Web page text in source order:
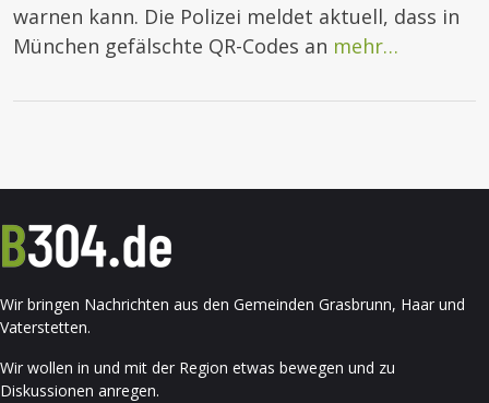
warnen kann. Die Polizei meldet aktuell, dass in
München gefälschte QR-Codes an mehr…
Wir bringen Nachrichten aus den Gemeinden Grasbrunn, Haar und
Vaterstetten.
Wir wollen in und mit der Region etwas bewegen und zu
Diskussionen anregen.